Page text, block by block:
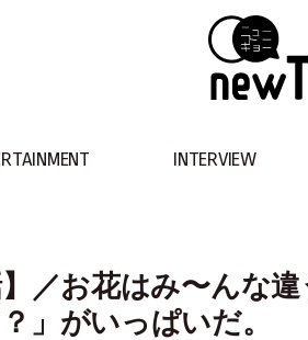
INTERVIEW
／お花はみ〜んな
」がいっぱいだ。